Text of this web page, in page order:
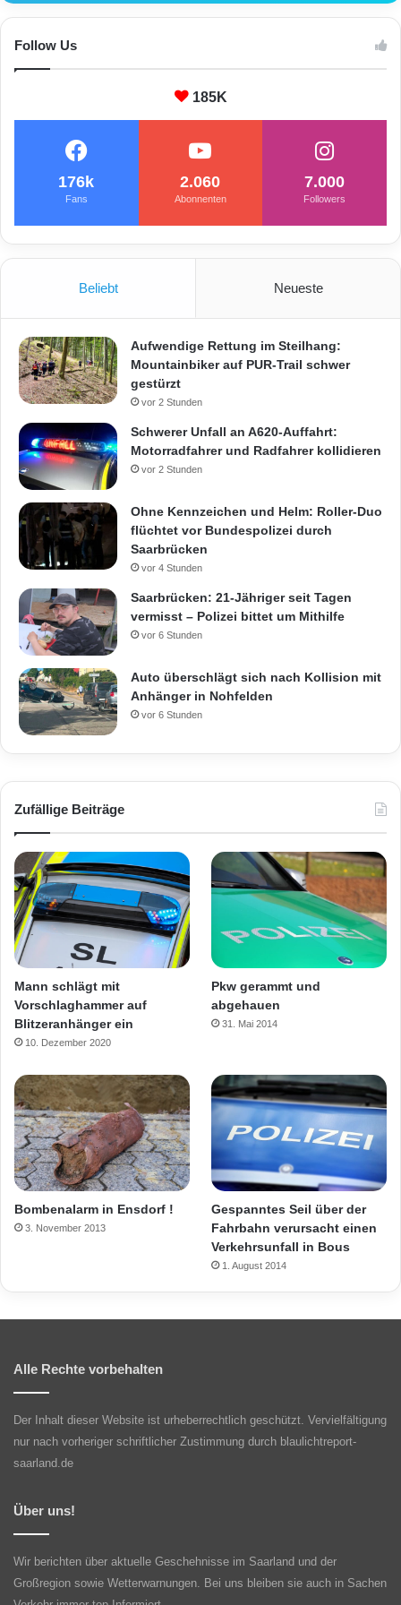
Follow Us
185K
176k
Fans
2.060
Abonnenten
7.000
Followers
Beliebt Neueste
Aufwendige Rettung im Steilhang:
Mountainbiker auf PUR-Trail schwer
gestürzt
vor 2 Stunden
Schwerer Unfall an A620-Auffahrt:
Motorradfahrer und Radfahrer kollidieren
vor 2 Stunden
Ohne Kennzeichen und Helm: Roller-Duo
flüchtet vor Bundespolizei durch
Saarbrücken
vor 4 Stunden
Saarbrücken: 21-Jähriger seit Tagen
vermisst – Polizei bittet um Mithilfe
vor 6 Stunden
Auto überschlägt sich nach Kollision mit
Anhänger in Nohfelden
vor 6 Stunden
Zufällige Beiträge
Mann schlägt mit
Vorschlaghammer auf
Blitzeranhänger ein
10. Dezember 2020
Pkw gerammt und
abgehauen
31. Mai 2014
Bombenalarm in Ensdorf !
3. November 2013
Gespanntes Seil über der
Fahrbahn verursacht einen
Verkehrsunfall in Bous
1. August 2014
Alle Rechte vorbehalten
Der Inhalt dieser Website ist urheberrechtlich geschützt. Vervielfältigung
nur nach vorheriger schriftlicher Zustimmung durch blaulichtreport-
saarland.de
Über uns!
Wir berichten über aktuelle Geschehnisse im Saarland und der
Großregion sowie Wetterwarnungen. Bei uns bleiben sie auch in Sachen